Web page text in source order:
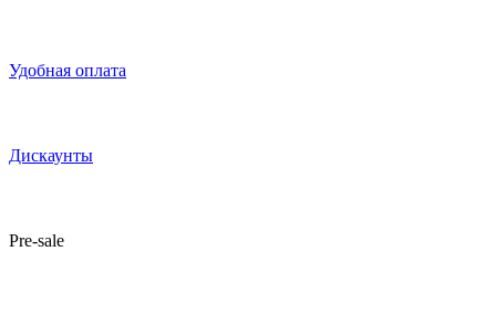
Удобная оплата
Дискаунты
Pre-sale